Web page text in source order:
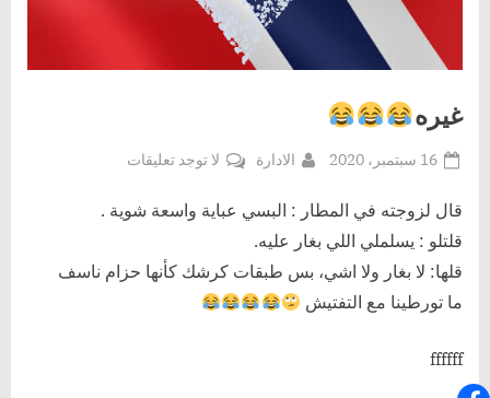
غيره
Posted
16 سبتمبر، 2020 By
الادارة لا توجد تعليقاتعلى
قال لزوجته في المطار : البسي عباية واسعة شوية .
قلتلو : يسلملي اللي بغار عليه.
قلها: لا بغار ولا اشي، بس طبقات كرشك كأنها حزام ناسف
ما تورطينا مع التفتيش
ffffff